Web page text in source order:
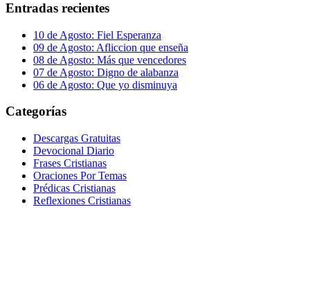
Entradas recientes
10 de Agosto: Fiel Esperanza
09 de Agosto: Afliccion que enseña
08 de Agosto: Más que vencedores
07 de Agosto: Digno de alabanza
06 de Agosto: Que yo disminuya
Categorías
Descargas Gratuitas
Devocional Diario
Frases Cristianas
Oraciones Por Temas
Prédicas Cristianas
Reflexiones Cristianas